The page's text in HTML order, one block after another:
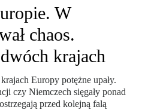
W
chaos.
krajach
Europy potężne upały.
czy Niemczech sięgały ponad
przed kolejną falą